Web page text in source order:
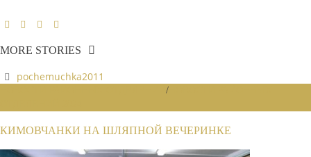
MORE STORIES
pochemuchka2011
/
КИМОВЧАНКИ НА ШЛЯПНОЙ ВЕЧЕРИНКЕ